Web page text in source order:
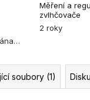
Měření a
zvlhčovače
2 roky
soubory (1)